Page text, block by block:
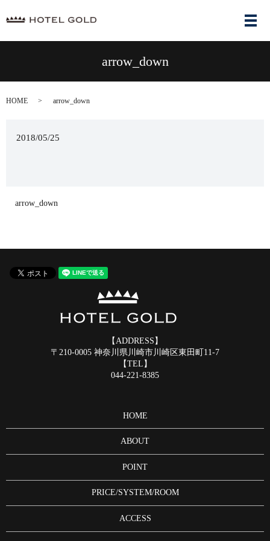
メ
arrow_down
HOME arrow_down
2018/05/25
arrow_down
【ADDRESS】
〒210-0005 神奈川県川崎市川崎区東田町11-7
【TEL】
044-221-8385
HOME
ABOUT
POINT
PRICE/SYSTEM/ROOM
ACCESS